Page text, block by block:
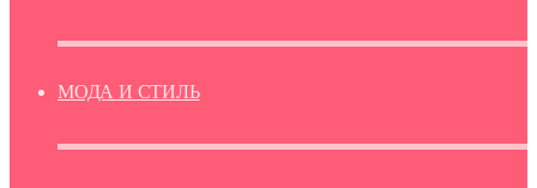
МОДА И СТИЛЬ